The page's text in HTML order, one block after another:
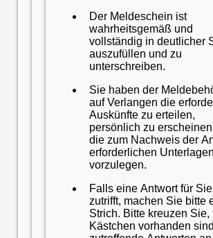
Der Meldeschein ist
wahrheitsgemäß und
vollständig in deutlicher
auszufüllen und zu
unterschreiben.
Sie haben der
auf Verlangen die
Auskünfte zu erteilen,
persönlich zu
die zum Nachweis der
erforderlichen Unterlagen
vorzulegen.
Falls eine Antwort für
zutrifft, machen Sie bitte
Strich. Bitte kreuzen Sie,
Kästchen vorhanden